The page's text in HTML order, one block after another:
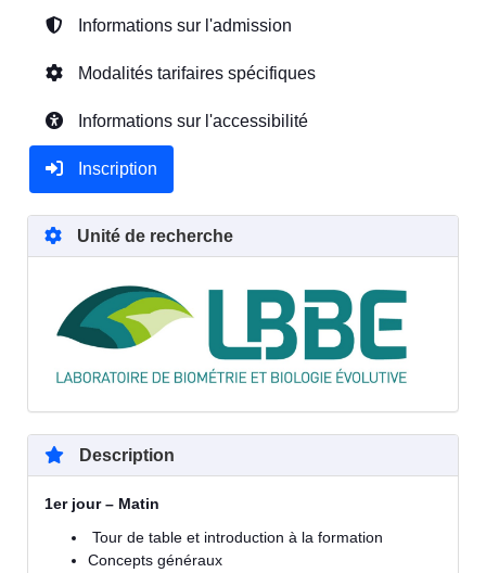
Informations sur l'admission
Modalités tarifaires spécifiques
Informations sur l'accessibilité
Inscription
Unité de recherche
Description
1er jour – Matin
Tour de table et introduction à la formation
Concepts généraux